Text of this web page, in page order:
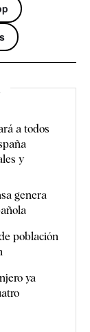
a todos
y
genera
población
ya